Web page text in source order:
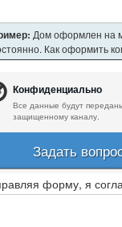
Дом оформлен на
Как оформить
Конфиденциально
Все данные будут
защищенному каналу.
Задать
форму, я